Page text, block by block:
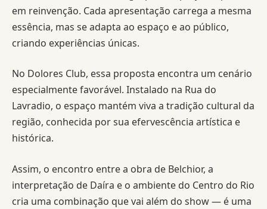
em reinvenção. Cada apresentação carrega a mesma
essência, mas se adapta ao espaço e ao público,
criando experiências únicas.
No Dolores Club, essa proposta encontra um cenário
especialmente favorável. Instalado na Rua do
Lavradio, o espaço mantém viva a tradição cultural da
região, conhecida por sua efervescência artística e
histórica.
Assim, o encontro entre a obra de Belchior, a
interpretação de Daíra e o ambiente do Centro do Rio
cria uma combinação que vai além do show — é uma